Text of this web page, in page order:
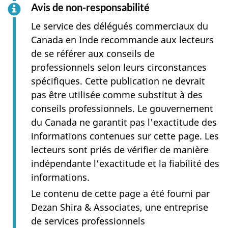
Avis de non-responsabilité
Le service des délégués commerciaux du
Canada en Inde recommande aux lecteurs
de se référer aux conseils de
professionnels selon leurs circonstances
spécifiques. Cette publication ne devrait
pas être utilisée comme substitut à des
conseils professionnels. Le gouvernement
du Canada ne garantit pas l'exactitude des
informations contenues sur cette page. Les
lecteurs sont priés de vérifier de manière
indépendante l’exactitude et la fiabilité des
informations.
Le contenu de cette page a été fourni par
Dezan Shira & Associates, une entreprise
de services professionnels